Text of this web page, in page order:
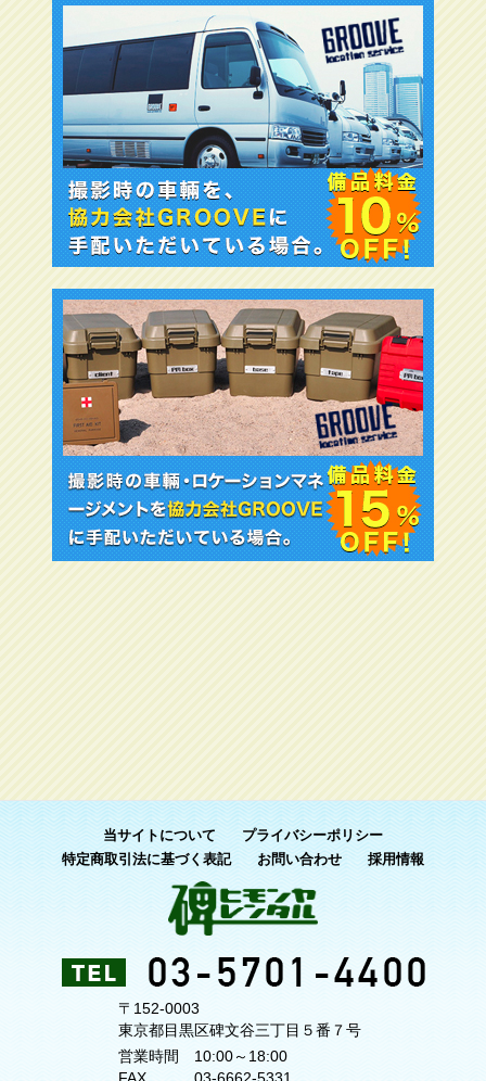
当サイトについて
プライバシーポリシー
特定商取引法に基づく表記
お問い合わせ 採用情報
〒152-0003
東京都目黒区碑文谷三丁目５番７号
営業時間
10:00～18:00